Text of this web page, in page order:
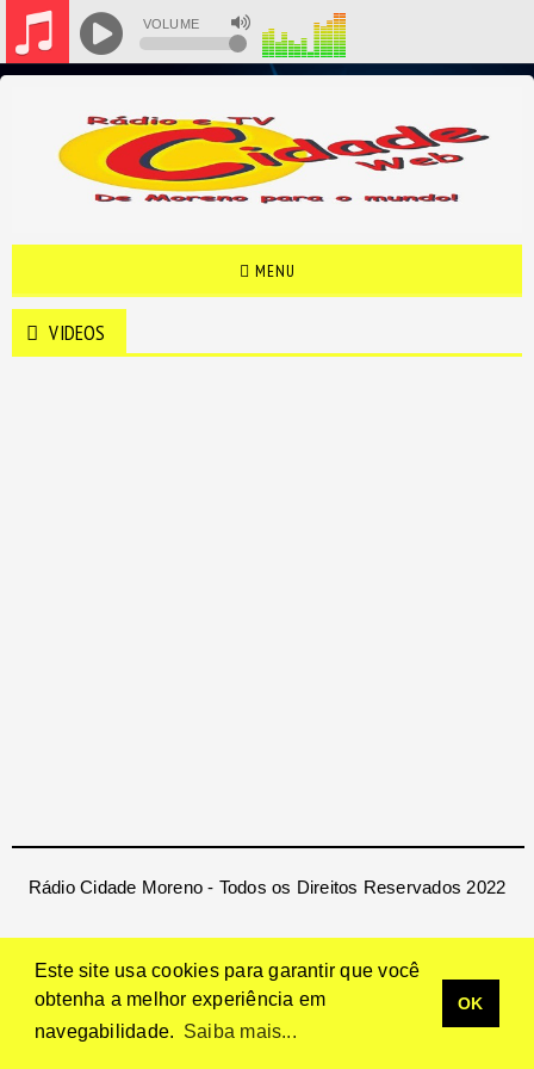
VOLUME
MENU
VIDEOS
Este site usa cookies para garantir que você
obtenha a melhor experiência em
navegabilidade. Saiba mais...
OK
Rádio Cidade Moreno - Todos os Direitos Reservados 2022